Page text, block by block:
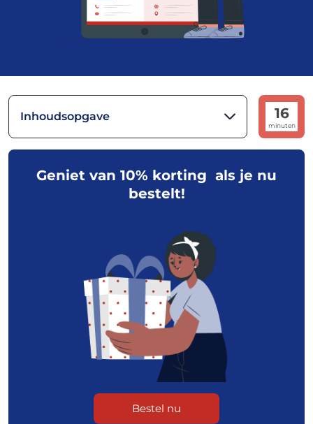
Inhoudsopgave 16
minuten
Geniet van 10% korting als je nu
bestelt!
Bestel nu